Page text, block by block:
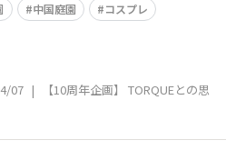
中国庭園
コスプレ
07 |
【10周年企画】 TORQUEとの思